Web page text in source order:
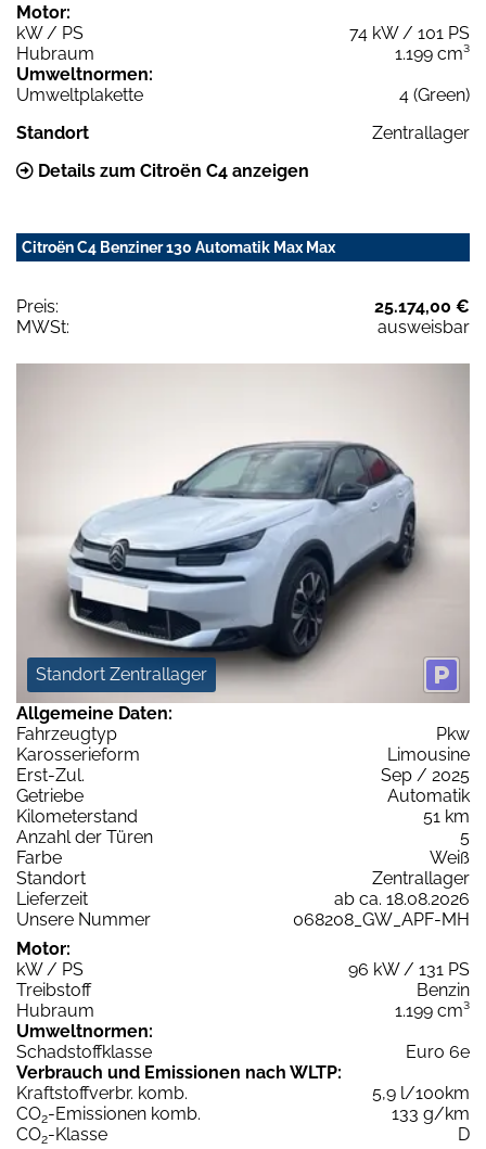
Motor:
kW / PS
74 kW / 101 PS
Hubraum
1.199 cm³
Umweltnormen:
Umweltplakette
4 (Green)
Standort
Zentrallager
Details zum Citroën C4 anzeigen
Citroën C4 Benziner 130 Automatik Max Max
Preis:
25.174,00 €
MWSt:
ausweisbar
Standort Zentrallager
Allgemeine Daten:
Fahrzeugtyp
Pkw
Karosserieform
Limousine
Erst-Zul.
Sep / 2025
Getriebe
Automatik
Kilometerstand
51 km
Anzahl der Türen
5
Farbe
Weiß
Standort
Zentrallager
Lieferzeit
ab ca. 18.08.2026
Unsere Nummer
068208_GW_APF-MH
Motor:
kW / PS
96 kW / 131 PS
Treibstoff
Benzin
Hubraum
1.199 cm³
Umweltnormen:
Schadstoffklasse
Euro 6e
Verbrauch und Emissionen nach WLTP:
Kraftstoffverbr. komb.
5,9 l/100km
CO2-Emissionen komb.
133 g/km
CO2-Klasse
D